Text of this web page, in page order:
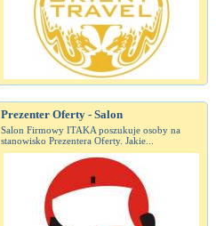
Prezenter Oferty - Salon
Salon Firmowy ITAKA poszukuje osoby na
stanowisko Prezentera Oferty. Jakie...